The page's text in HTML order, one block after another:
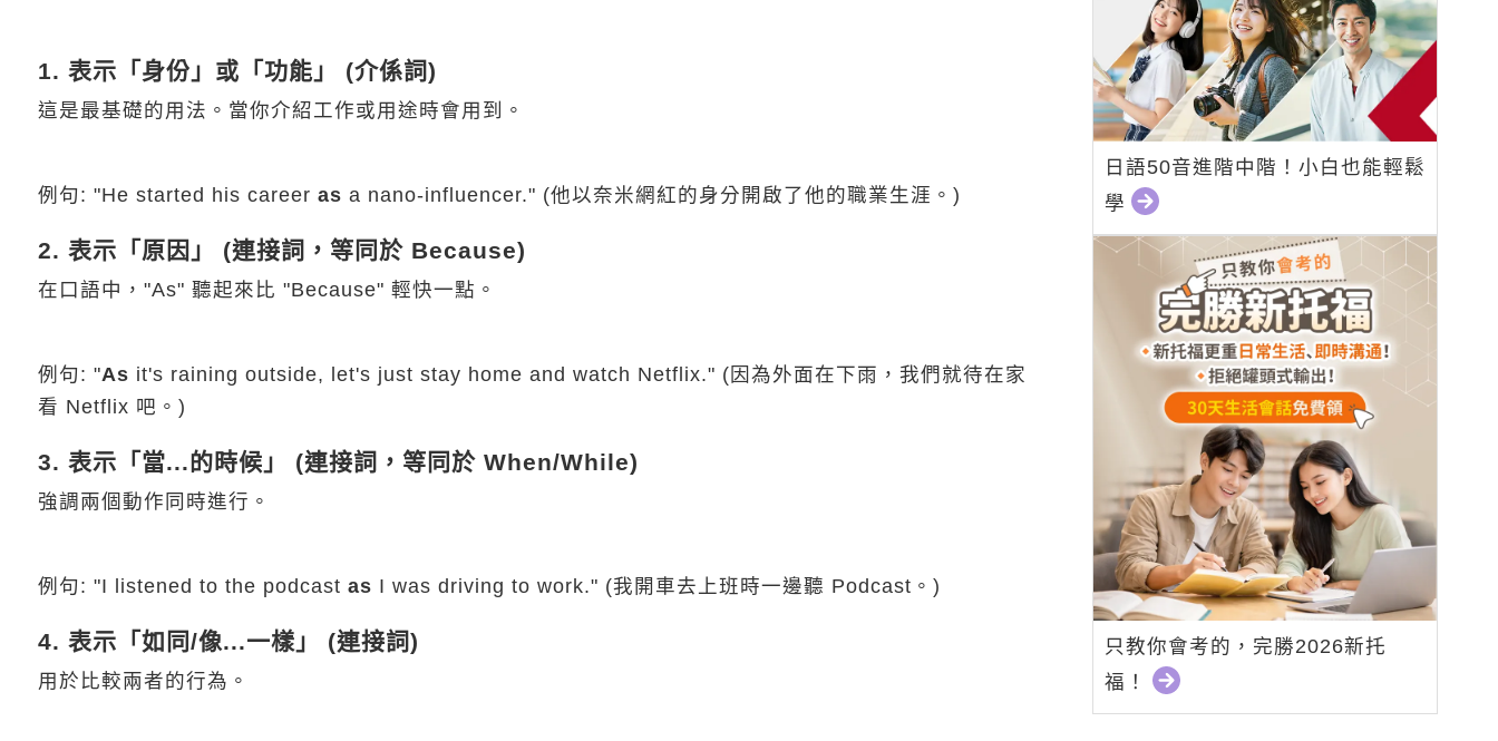
1. 表示「身份」或「功能」 (介係詞)
這是最基礎的用法。當你介紹工作或用途時會用到。
例句: "He started his career as a nano-influencer." (他以奈米網紅的身分開啟了他的職業生涯。)
2. 表示「原因」 (連接詞，等同於 Because)
在口語中，"As" 聽起來比 "Because" 輕快一點。
例句: "As it's raining outside, let's just stay home and watch Netflix." (因為外面在下雨，我們就待在家
看 Netflix 吧。)
3. 表示「當...的時候」 (連接詞，等同於 When/While)
強調兩個動作同時進行。
例句: "I listened to the podcast as I was driving to work." (我開車去上班時一邊聽 Podcast。)
4. 表示「如同/像...一樣」 (連接詞)
用於比較兩者的行為。
日語50音進階中階！小白也能輕鬆
學
只教你會考的，完勝2026新托
福！